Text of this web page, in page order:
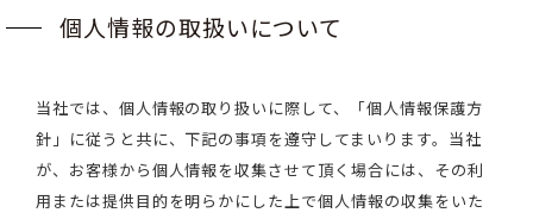
個人情報の取扱いについて
当社では、個人情報の取り扱いに際して、「個人情報保護方
針」に従うと共に、下記の事項を遵守してまいります。当社
が、お客様から個人情報を収集させて頂く場合には、その利
用または提供目的を明らかにした上で個人情報の収集をいた